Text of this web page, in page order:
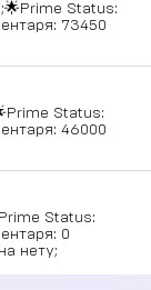
Status:
73450
Status:
46000
Status:
0
нету;